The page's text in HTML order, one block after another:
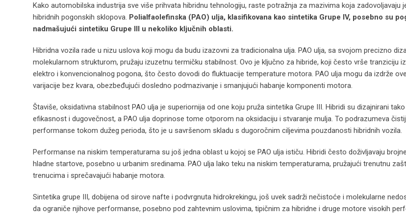
Kako automobilska industrija sve više prihvata hibridnu tehnologiju, raste potražnja za mazivima koja zadovoljavaju
hibridnih pogonskih sklopova. Polialfaolefinska (PAO) ulja, klasifikovana kao sintetika Grupe IV, posebno su
nadmašujući sintetiku Grupe III u nekoliko ključnih oblasti.
Hibridna vozila rade u nizu uslova koji mogu da budu izazovni za tradicionalna ulja. PAO ulja, sa svojom precizno
molekularnom strukturom, pružaju izuzetnu termičku stabilnost. Ovo je ključno za hibride, koji često vrše tranziciju
elektro i konvencionalnog pogona, što često dovodi do fluktuacije temperature motora. PAO ulja mogu da izdrže
varijacije bez kvara, obezbeđujući dosledno podmazivanje i smanjujući habanje komponenti motora.
Štaviše, oksidativna stabilnost PAO ulja je superiornija od one koju pruža sintetika Grupe III. Hibridi su dizajnirani
efikasnost i dugovečnost, a PAO ulja doprinose tome otporom na oksidaciju i stvaranje mulja. To podrazumeva
performanse tokom dužeg perioda, što je u savršenom skladu s dugoročnim ciljevima pouzdanosti hibridnih vozila.
Performanse na niskim temperaturama su još jedna oblast u kojoj se PAO ulja ističu. Hibridi često doživljavaju
hladne startove, posebno u urbanim sredinama. PAO ulja lako teku na niskim temperaturama, pružajući trenutnu
trenucima i sprečavajući habanje motora.
Sintetika grupe III, dobijena od sirove nafte i podvrgnuta hidrokrekingu, još uvek sadrži nečistoće i molekularne
da ograniče njihove performanse, posebno pod zahtevnim uslovima, tipičnim za hibridne i druge motore visokih